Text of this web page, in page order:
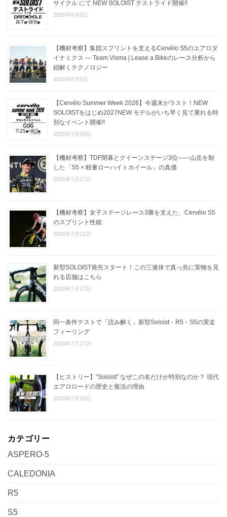
サイクル にて NEW SOLOIST テストライド開催!!
2026年8月6日
【機材考察】集団スプリントを支えるCervélo S5のエアロダ
イナミクス — Team Visma | Lease a Bikeのレース分析から
紐解くテクノロジー
2026年8月5日
【Cervélo Summer Week 2026】今週末がラスト！NEW
SOLOISTをはじめ2027NEW モデルがいち早く見て乗れる特
別なイベント開催!!
2026年7月29日
【機材考察】TDF閉幕とクイーンステージ3位——山岳を制
した「S5 × 軽量ローハイトホイール」の真価
2026年7月27日
【機材考察】女子ステージレース3勝を支えた、Cervélo S5
のスプリント性能
2026年7月21日
新型SOLOIST発売スタート！この三連休で真っ先に実物を見
れる店舗はこちら
2026年7月17日
同一条件テストで「読み解く」新型Soloist・R5・S5の実走
フィーリング
2026年7月17日
【ヒストリー】”Soloist” なぜこの名だけが特別なのか？ 現代
エアロロードの歴史と復活の理由
2026年7月16日
カテゴリー
ASPERO-5
CALEDONIA
R5
S5